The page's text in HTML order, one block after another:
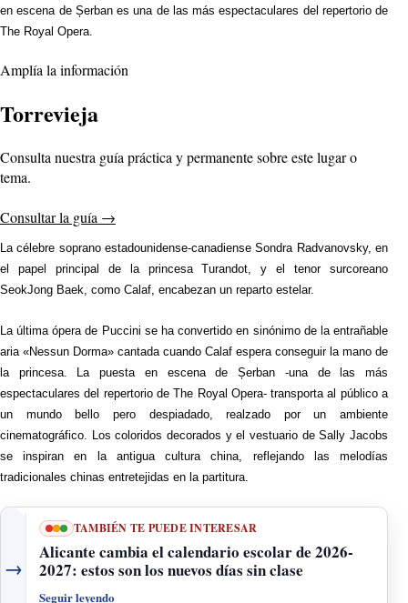
en escena de Șerban es una de las más espectaculares del repertorio de
The Royal Opera.
Amplía la información
Torrevieja
Consulta nuestra guía práctica y permanente sobre este lugar o
tema.
Consultar la guía →
La célebre soprano estadounidense-canadiense Sondra Radvanovsky, en
el papel principal de la princesa Turandot, y el tenor surcoreano
SeokJong Baek, como Calaf, encabezan un reparto estelar.
La última ópera de Puccini se ha convertido en sinónimo de la entrañable
aria «Nessun Dorma» cantada cuando Calaf espera conseguir la mano de
la princesa. La puesta en escena de Șerban -una de las más
espectaculares del repertorio de The Royal Opera- transporta al público a
un mundo bello pero despiadado, realzado por un ambiente
cinematográfico. Los coloridos decorados y el vestuario de Sally Jacobs
se inspiran en la antigua cultura china, reflejando las melodías
tradicionales chinas entretejidas en la partitura.
→
TAMBIÉN TE PUEDE INTERESAR
Alicante cambia el calendario escolar de 2026-
2027: estos son los nuevos días sin clase
Seguir leyendo